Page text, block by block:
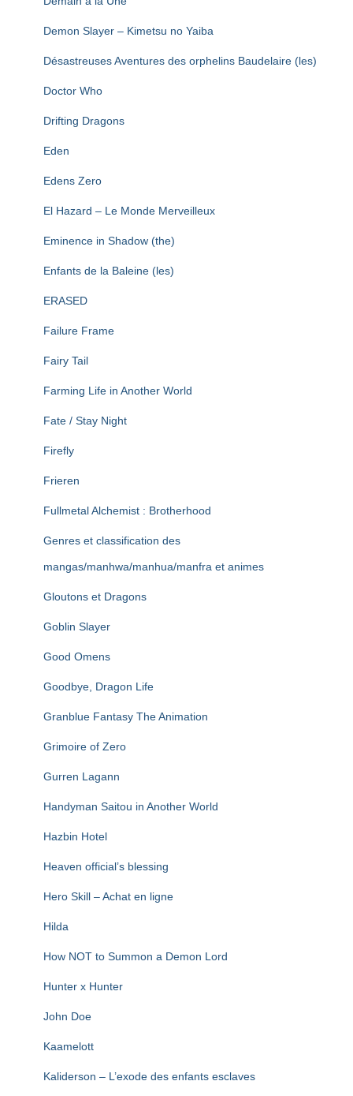
Demon Slayer – Kimetsu no Yaiba
Désastreuses Aventures des orphelins Baudelaire (les)
Doctor Who
Drifting Dragons
Eden
Edens Zero
El Hazard – Le Monde Merveilleux
Eminence in Shadow (the)
Enfants de la Baleine (les)
ERASED
Failure Frame
Fairy Tail
Farming Life in Another World
Fate / Stay Night
Firefly
Frieren
Fullmetal Alchemist : Brotherhood
Genres et classification des
mangas/manhwa/manhua/manfra et animes
Gloutons et Dragons
Goblin Slayer
Good Omens
Goodbye, Dragon Life
Granblue Fantasy The Animation
Grimoire of Zero
Gurren Lagann
Handyman Saitou in Another World
Hazbin Hotel
Heaven official’s blessing
Hero Skill – Achat en ligne
Hilda
How NOT to Summon a Demon Lord
Hunter x Hunter
John Doe
Kaamelott
Kaliderson – L’exode des enfants esclaves